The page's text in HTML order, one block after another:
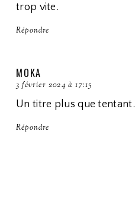
trop vite.
Répondre
MOKA
3 février 2024 à 17:15
Un titre plus que tentant.
Répondre